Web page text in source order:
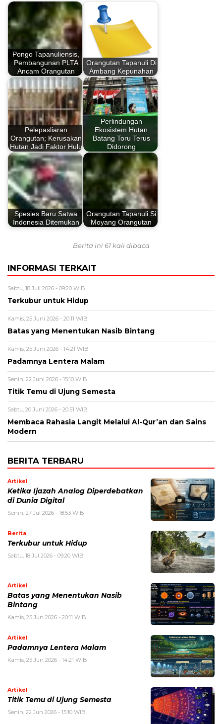
Pongo Tapanuliensis,
Pembangunan PLTA
Ancam Orangutan
Orangutan Tapanuli Di
Ambang Kepunahan
Pelepasliaran
Orangutan; Kerusakan
Hutan Jadi Faktor Hulu
Perlindungan
Ekosistem Hutan
Batang Toru Terus
Didorong
Spesies Baru Satwa
Indonesia Ditemukan
Orangutan Tapanuli Si
Moyang Orangutan
Berita ini 61 kali dibaca
INFORMASI TERKAIT
Sabtu, 18 Juli 2026 - 09:20 WIB
Terkubur untuk Hidup
Kamis, 25 Juni 2026 - 20:11 WIB
Batas yang Menentukan Nasib Bintang
Kamis, 25 Juni 2026 - 14:21 WIB
Padamnya Lentera Malam
Senin, 22 Juni 2026 - 15:10 WIB
Titik Temu di Ujung Semesta
Sabtu, 20 Juni 2026 - 20:51 WIB
Membaca Rahasia Langit Melalui Al-Qur’an dan Sains
Modern
BERITA TERBARU
Artikel
Ketika Ijazah Analog Diperdebatkan
di Dunia Digital
Senin, 27 Jul 2026 - 18:53 WIB
Berita
Terkubur untuk Hidup
Sabtu, 18 Jul 2026 - 09:20 WIB
Artikel
Batas yang Menentukan Nasib
Bintang
Kamis, 25 Jun 2026 - 20:11 WIB
Artikel
Padamnya Lentera Malam
Kamis, 25 Jun 2026 - 14:21 WIB
Artikel
Titik Temu di Ujung Semesta
Senin, 22 Jun 2026 - 15:10 WIB